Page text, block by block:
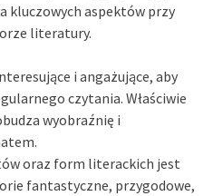
kluczowych aspektów przy
literatury.
i angażujące, aby
czytania. Właściwie
wyobraźnię i
oraz form literackich jest
fantastyczne, przygodowe,